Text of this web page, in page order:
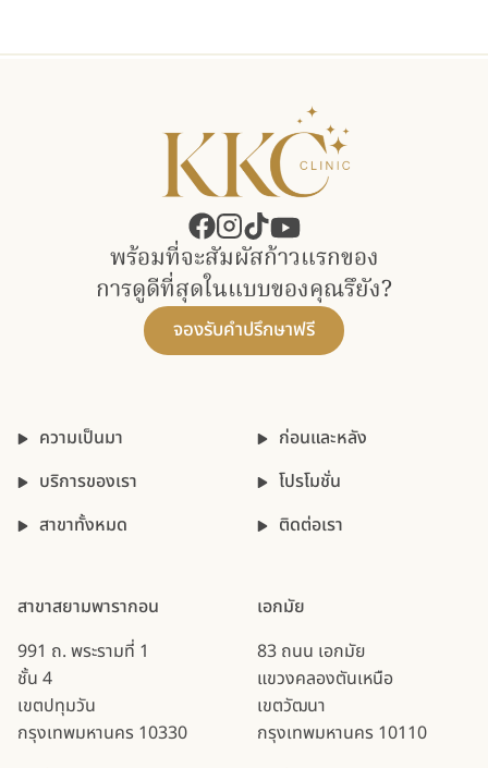
พร้อมที่จะสัมผัสก้าวแรกของ​
การดูดีที่สุดในแบบของคุณรึยัง?
จองรับคำปรึกษาฟรี
ความเป็นมา
บริการของเรา
สาขาทั้งหมด
ก่อนและหลัง
โปรโมชั่น
ติดต่อเรา
สาขาสยามพารากอน
991 ถ. พระรามที่ 1
ชั้น 4
เขตปทุมวัน
กรุงเทพมหานคร 10330
เอกมัย
83 ถนน เอกมัย
แขวงคลองตันเหนือ
เขตวัฒนา
กรุงเทพมหานคร 10110